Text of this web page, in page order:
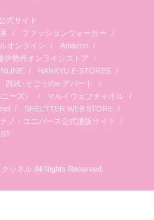
式サイト
ファッションウォーカー
オンライン
Amazon
伊勢丹オンラインストア
HANKYU E-STORES
西武･そごうのe.デパート
ーズ）
マルイウェブチャネル
SHEL’TTER WEB STORE
ナノ・ユニバース公式通販サイト
シネル .All Rights Reserved.